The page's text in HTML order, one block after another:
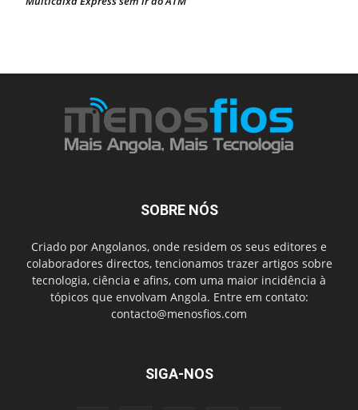
SOBRE NÓS
Criado por Angolanos, onde residem os seus editores e
colaboradores directos, tencionamos trazer artigos sobre
tecnologia, ciência e afins, com uma maior incidência à
tópicos que envolvam Angola. Entre em contato:
contacto@menosfios.com
SIGA-NOS